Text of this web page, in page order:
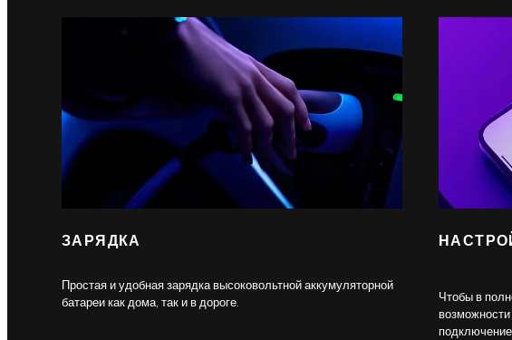
ЗАРЯДКА
Простая и удобная зарядка высоковольтной аккумуляторной
батареи как дома, так и в дороге.
Чтобы в